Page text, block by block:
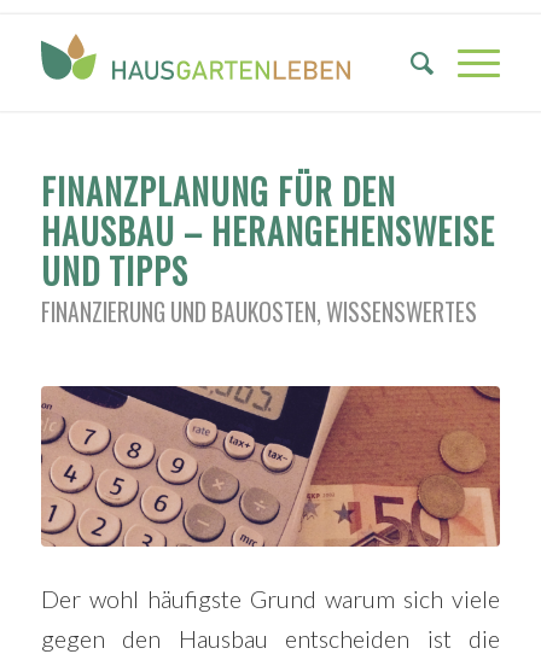
FINANZPLANUNG FÜR DEN
HAUSBAU – HERANGEHENSWEISE
UND TIPPS
FINANZIERUNG UND BAUKOSTEN,WISSENSWERTES
Der wohl häufigste Grund warum sich viele
gegen den Hausbau entscheiden ist die